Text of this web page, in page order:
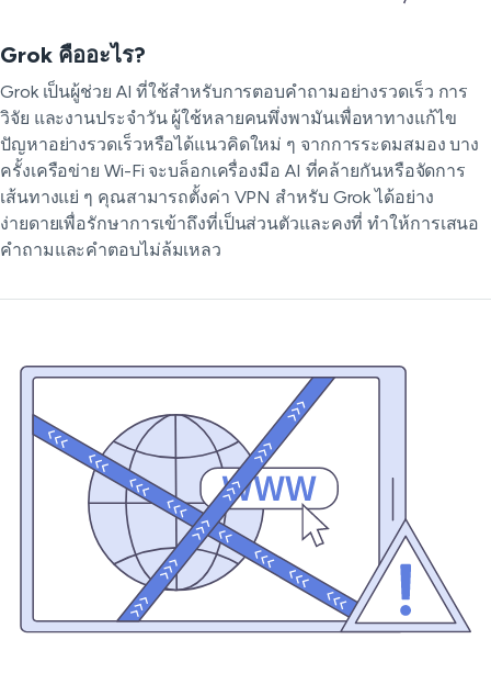
Grok คืออะไร?
Grok เป็นผู้ช่วย AI ที่ใช้สำหรับการตอบคำถามอย่างรวดเร็ว การ
วิจัย และงานประจำวัน ผู้ใช้หลายคนพึ่งพามันเพื่อหาทางแก้ไข
ปัญหาอย่างรวดเร็วหรือได้แนวคิดใหม่ ๆ จากการระดมสมอง บาง
ครั้งเครือข่าย Wi-Fi จะบล็อกเครื่องมือ AI ที่คล้ายกันหรือจัดการ
เส้นทางแย่ ๆ คุณสามารถตั้งค่า VPN สำหรับ Grok ได้อย่าง
ง่ายดายเพื่อรักษาการเข้าถึงที่เป็นส่วนตัวและคงที่ ทำให้การเสนอ
คำถามและคำตอบไม่ล้มเหลว